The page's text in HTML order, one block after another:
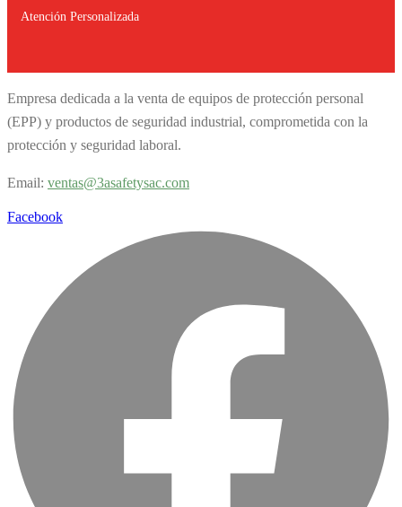
Atención Personalizada
Empresa dedicada a la venta de equipos de protección personal
(EPP) y productos de seguridad industrial, comprometida con la
protección y seguridad laboral.
Email: ventas@3asafetysac.com
Facebook